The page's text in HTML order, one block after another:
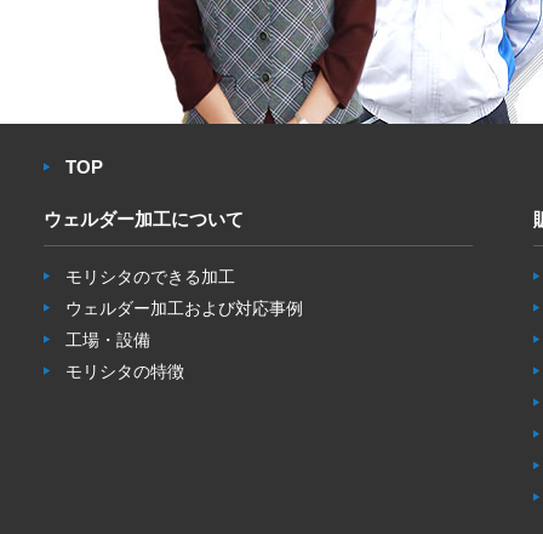
TOP
ウェルダー加工について
モリシタのできる加工
ウェルダー加工および対応事例
工場・設備
モリシタの特徴